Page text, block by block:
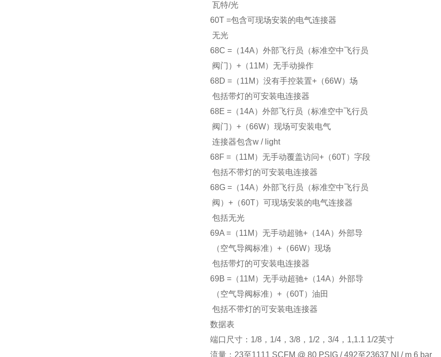
瓦特/光
60T =包含可现场安装的电气连接器
无光
68C =（14A）外部飞行员（标准空中飞行员
阀门）+（11M）无手动操作
68D =（11M）没有手控装置+（66W）场
包括带灯的可安装电连接器
68E =（14A）外部飞行员（标准空中飞行员
阀门）+（66W）现场可安装电气
连接器包含w / light
68F =（11M）无手动覆盖访问+（60T）字段
包括不带灯的可安装电连接器
68G =（14A）外部飞行员（标准空中飞行员
阀）+（60T）可现场安装的电气连接器
包括无光
69A =（11M）无手动超驰+（14A）外部导
（空气导阀标准）+（66W）现场
包括带灯的可安装电连接器
69B =（11M）无手动超驰+（14A）外部导
（空气导阀标准）+（60T）油田
包括不带灯的可安装电连接器
数据表
端口尺寸：1/8，1/4，3/8，1/2，3/4，1,1.1 1/2英寸
流量：23至1111 SCFM @ 80 PSIG / 492至23637 NI / m 6 bar